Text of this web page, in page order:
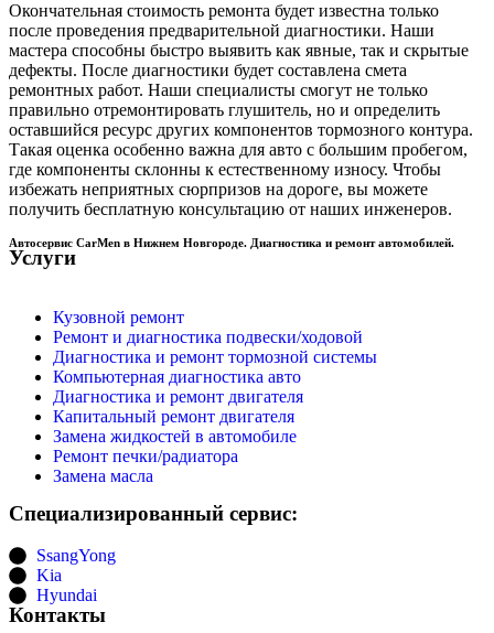
Окончательная стоимость ремонта будет известна только
после проведения предварительной диагностики. Наши
мастера способны быстро выявить как явные, так и скрытые
дефекты. После диагностики будет составлена смета
ремонтных работ. Наши специалисты смогут не только
правильно отремонтировать глушитель, но и определить
оставшийся ресурс других компонентов тормозного контура.
Такая оценка особенно важна для авто с большим пробегом,
где компоненты склонны к естественному износу. Чтобы
избежать неприятных сюрпризов на дороге, вы можете
получить бесплатную консультацию от наших инженеров.
Автосервис CarMen в Нижнем Новгороде. Диагностика и ремонт автомобилей.
Услуги
Кузовной ремонт
Ремонт и диагностика подвески/ходовой
Диагностика и ремонт тормозной системы
Компьютерная диагностика авто
Диагностика и ремонт двигателя
Капитальный ремонт двигателя
Замена жидкостей в автомобиле
Ремонт печки/радиатора
Замена масла
Специализированный сервис:
SsangYong
Kia
Hyundai
Контакты